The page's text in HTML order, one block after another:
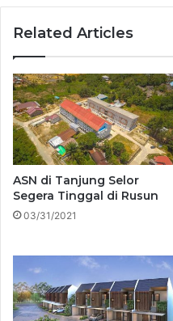
Related Articles
ASN di Tanjung Selor
Segera Tinggal di Rusun
03/31/2021